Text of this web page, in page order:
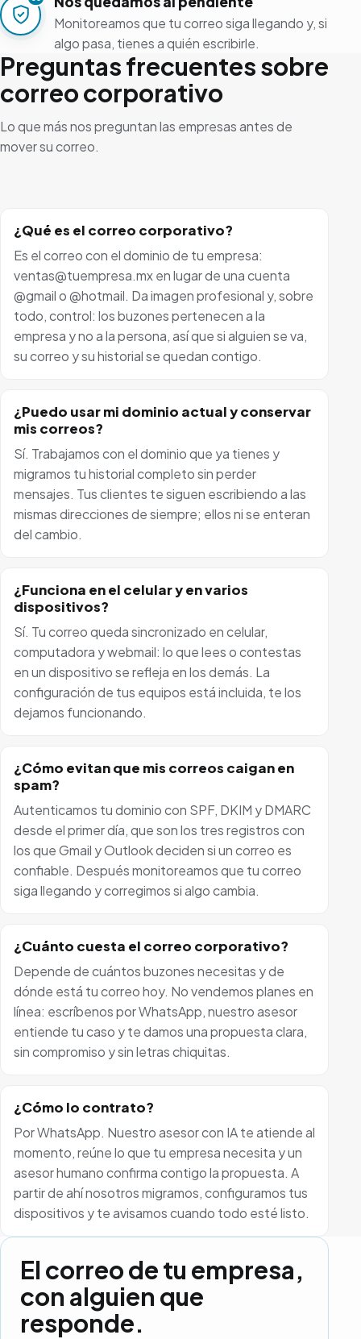
Monitoreamos que tu correo siga llegando y, si
algo pasa, tienes a quién escribirle.
Preguntas frecuentes sobre
correo corporativo
Lo que más nos preguntan las empresas antes de
mover su correo.
¿Qué es el correo corporativo?
Es el correo con el dominio de tu empresa:
ventas@tuempresa.mx en lugar de una cuenta
@gmail o @hotmail. Da imagen profesional y, sobre
todo, control: los buzones pertenecen a la
empresa y no a la persona, así que si alguien se va,
su correo y su historial se quedan contigo.
¿Puedo usar mi dominio actual y conservar
mis correos?
Sí. Trabajamos con el dominio que ya tienes y
migramos tu historial completo sin perder
mensajes. Tus clientes te siguen escribiendo a las
mismas direcciones de siempre; ellos ni se enteran
del cambio.
¿Funciona en el celular y en varios
dispositivos?
Sí. Tu correo queda sincronizado en celular,
computadora y webmail: lo que lees o contestas
en un dispositivo se refleja en los demás. La
configuración de tus equipos está incluida, te los
dejamos funcionando.
¿Cómo evitan que mis correos caigan en
spam?
Autenticamos tu dominio con SPF, DKIM y DMARC
desde el primer día, que son los tres registros con
los que Gmail y Outlook deciden si un correo es
confiable. Después monitoreamos que tu correo
siga llegando y corregimos si algo cambia.
¿Cuánto cuesta el correo corporativo?
Depende de cuántos buzones necesitas y de
dónde está tu correo hoy. No vendemos planes en
línea: escríbenos por WhatsApp, nuestro asesor
entiende tu caso y te damos una propuesta clara,
sin compromiso y sin letras chiquitas.
¿Cómo lo contrato?
Por WhatsApp. Nuestro asesor con IA te atiende al
momento, reúne lo que tu empresa necesita y un
asesor humano confirma contigo la propuesta. A
partir de ahí nosotros migramos, configuramos tus
dispositivos y te avisamos cuando todo esté listo.
El correo de tu empresa,
con alguien que
responde.